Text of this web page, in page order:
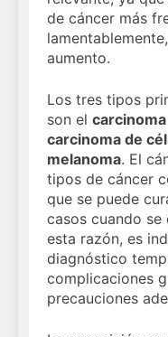
de cáncer más
aumento.
Los tres tipos
son el
carcinoma de
melanoma. El
tipos de cáncer
que se puede
casos cuando
esta razón, es
diagnóstico
complicaciones
precauciones